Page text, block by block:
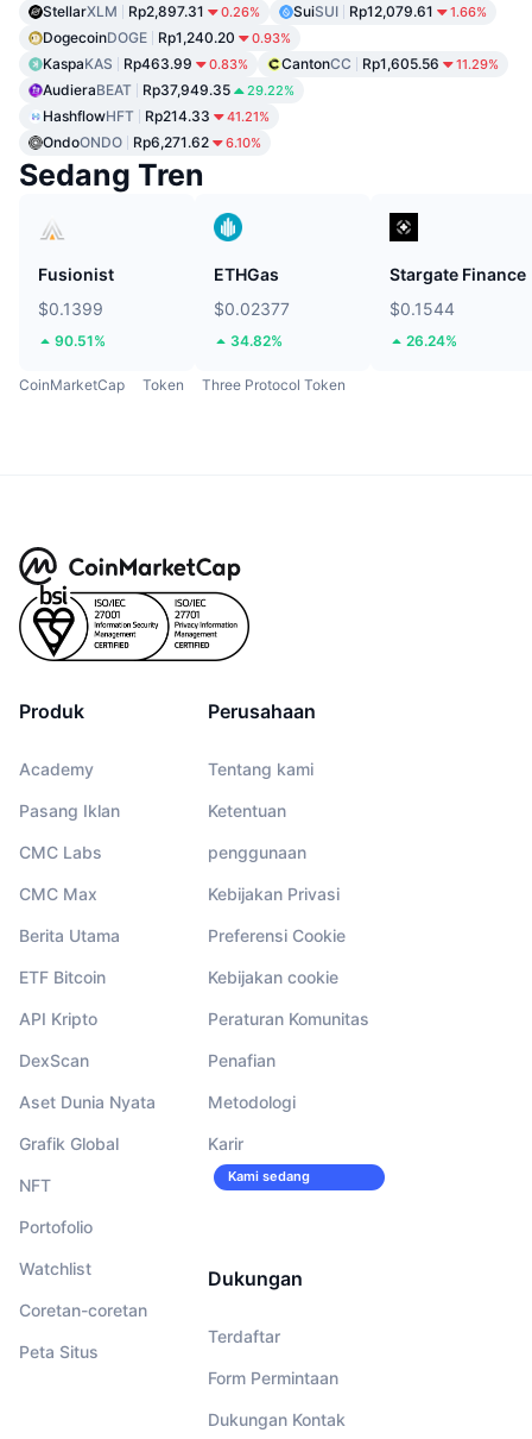
StellarXLM Rp2,897.31 0.26% SuiSUI Rp12,079.61 1.66%
DogecoinDOGE Rp1,240.20 0.93%
KaspaKAS Rp463.99 0.83% CantonCC Rp1,605.56 11.29%
AudieraBEAT Rp37,949.35 29.22%
HashflowHFT Rp214.33 41.21%
OndoONDO Rp6,271.62 6.10%
Sedang Tren
Fusionist
$0.1399
90.51%
ETHGas
$0.02377
34.82%
Stargate Finance
$0.1544
26.24%
CoinMarketCap Token Three Protocol Token
Produk
Academy
Pasang Iklan
CMC Labs
CMC Max
Berita Utama
ETF Bitcoin
API Kripto
DexScan
Aset Dunia Nyata
Grafik Global
NFT
Portofolio
Watchlist
Coretan-coretan
Peta Situs
Perusahaan
Tentang kami
Ketentuan
penggunaan
Kebijakan Privasi
Preferensi Cookie
Kebijakan cookie
Peraturan Komunitas
Penafian
Metodologi
Karir
Kami sedang
Dukungan
Terdaftar
Form Permintaan
Dukungan Kontak